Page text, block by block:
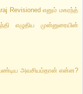
Revisioned எனும் மகரந்த்
எழுதிய முன்னுரையின்
அவசியம்தான் என்ன?